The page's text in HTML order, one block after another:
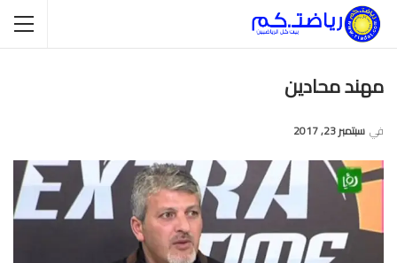
مهند محادين
في سبتمبر 23, 2017